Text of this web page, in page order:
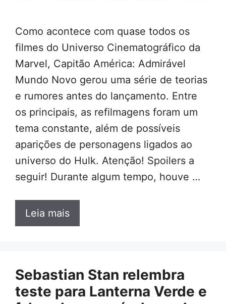
Como acontece com quase todos os
filmes do Universo Cinematográfico da
Marvel, Capitão América: Admirável
Mundo Novo gerou uma série de teorias
e rumores antes do lançamento. Entre
os principais, as refilmagens foram um
tema constante, além de possíveis
aparições de personagens ligados ao
universo do Hulk. Atenção! Spoilers a
seguir! Durante algum tempo, houve …
Leia mais
Sebastian Stan relembra
teste para Lanterna Verde e